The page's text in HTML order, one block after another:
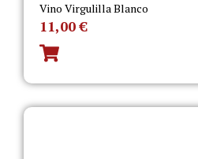
Vino Virgulilla Blanco
11,00€